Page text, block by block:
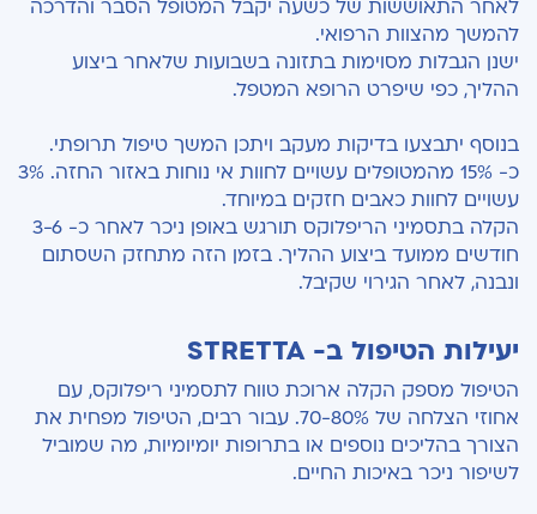
לאחר התאוששות של כשעה יקבל המטופל הסבר והדרכה
להמשך מהצוות הרפואי.
ישנן הגבלות מסוימות בתזונה בשבועות שלאחר ביצוע
ההליך, כפי שיפרט הרופא המטפל.
בנוסף יתבצעו בדיקות מעקב ויתכן המשך טיפול תרופתי.
כ- 15% מהמטופלים עשויים לחוות אי נוחות באזור החזה. 3%
עשויים לחוות כאבים חזקים במיוחד.
הקלה בתסמיני הריפלוקס תורגש באופן ניכר לאחר כ- 3-6
חודשים ממועד ביצוע ההליך. בזמן הזה מתחזק השסתום
ונבנה, לאחר הגירוי שקיבל.
יעילות הטיפול ב- STRETTA
הטיפול מספק הקלה ארוכת טווח לתסמיני ריפלוקס, עם
אחוזי הצלחה של 70-80%. עבור רבים, הטיפול מפחית את
הצורך בהליכים נוספים או בתרופות יומיומיות, מה שמוביל
לשיפור ניכר באיכות החיים.